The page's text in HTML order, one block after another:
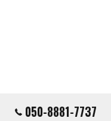
050-8881-7737